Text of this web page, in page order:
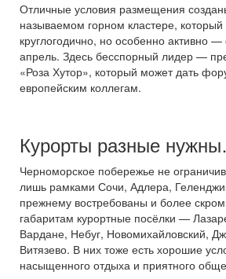
Отличные условия размещения
называемом горном кластере, который
круглогодично, но особенно активно
апрель. Здесь бесспорный лидер —
«Роза Хутор», который может дать
европейским коллегам.
Курорты разные
Черноморское побережье не
лишь рамками Сочи, Адлера,
прежнему востребованы и более
габаритам курортные посёлки —
Вардане, Небуг, Новомихайловский,
Витязево. В них тоже есть хорошие
насыщенного отдыха и приятного